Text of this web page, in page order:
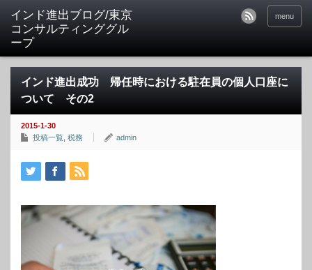
インド進出ブログ/東京
コンサルティンググル
ープ
menu
インド進出成功 帰任時における駐在員の個人口座に
ついて その2
2015-1-30
投稿一覧 税務 admin